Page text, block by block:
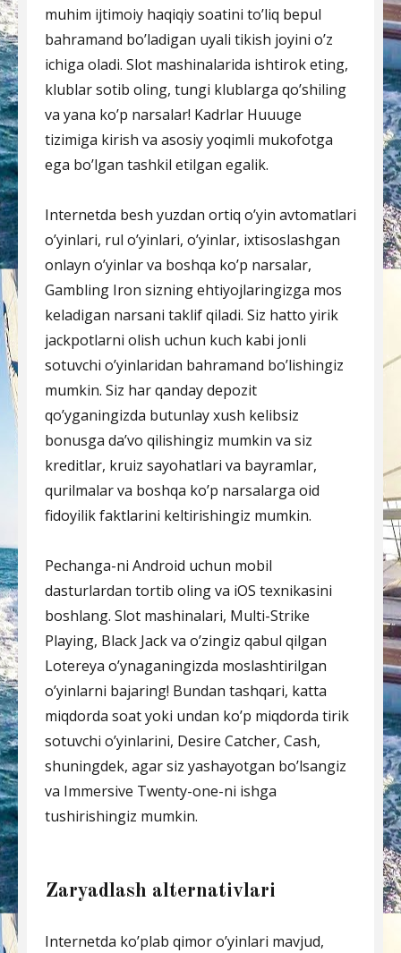
muhim ijtimoiy haqiqiy soatini to’liq bepul
bahramand bo’ladigan uyali tikish joyini o’z
ichiga oladi. Slot mashinalarida ishtirok eting,
klublar sotib oling, tungi klublarga qo’shiling
va yana ko’p narsalar! Kadrlar Huuuge
tizimiga kirish va asosiy yoqimli mukofotga
ega bo’lgan tashkil etilgan egalik.
Internetda besh yuzdan ortiq o’yin avtomatlari
o’yinlari, rul o’yinlari, o’yinlar, ixtisoslashgan
onlayn o’yinlar va boshqa ko’p narsalar,
Gambling Iron sizning ehtiyojlaringizga mos
keladigan narsani taklif qiladi. Siz hatto yirik
jackpotlarni olish uchun kuch kabi jonli
sotuvchi o’yinlaridan bahramand bo’lishingiz
mumkin. Siz har qanday depozit
qo’yganingizda butunlay xush kelibsiz
bonusga da’vo qilishingiz mumkin va siz
kreditlar, kruiz sayohatlari va bayramlar,
qurilmalar va boshqa ko’p narsalarga oid
fidoyilik faktlarini keltirishingiz mumkin.
Pechanga-ni Android uchun mobil
dasturlardan tortib oling va iOS texnikasini
boshlang. Slot mashinalari, Multi-Strike
Playing, Black Jack va o’zingiz qabul qilgan
Lotereya o’ynaganingizda moslashtirilgan
o’yinlarni bajaring! Bundan tashqari, katta
miqdorda soat yoki undan ko’p miqdorda tirik
sotuvchi o’yinlarini, Desire Catcher, Cash,
shuningdek, agar siz yashayotgan bo’lsangiz
va Immersive Twenty-one-ni ishga
tushirishingiz mumkin.
Zaryadlash alternativlari
Internetda ko’plab qimor o’yinlari mavjud,